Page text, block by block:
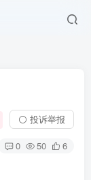
⚪ 投诉举报
0 50 6